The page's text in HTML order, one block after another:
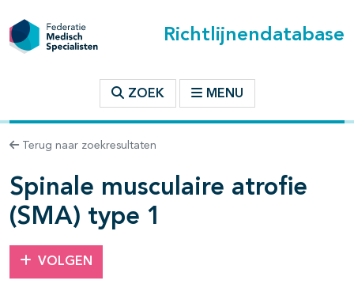
Richtlijnendatabase
ZOEK MENU
Terug naar zoekresultaten
Spinale musculaire atrofie
(SMA) type 1
VOLGEN
binnen deze richtlijn